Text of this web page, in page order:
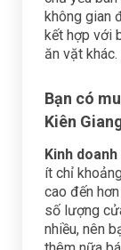
không gian
kết hợp với
ăn vặt khác.
Bạn có
Kiên
Kinh
ít chỉ
cao đến
số lượng
nhiều, nên